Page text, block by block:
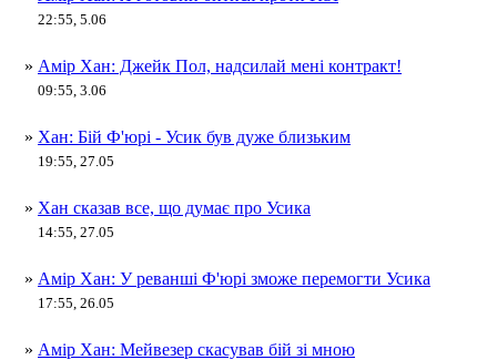
22:55, 5.06
» Амір Хан: Джейк Пол, надсилай мені контракт!
09:55, 3.06
» Хан: Бій Ф'юрі - Усик був дуже близьким
19:55, 27.05
» Хан сказав все, що думає про Усика
14:55, 27.05
» Амір Хан: У реванші Ф'юрі зможе перемогти Усика
17:55, 26.05
» Амір Хан: Мейвезер скасував бій зі мною